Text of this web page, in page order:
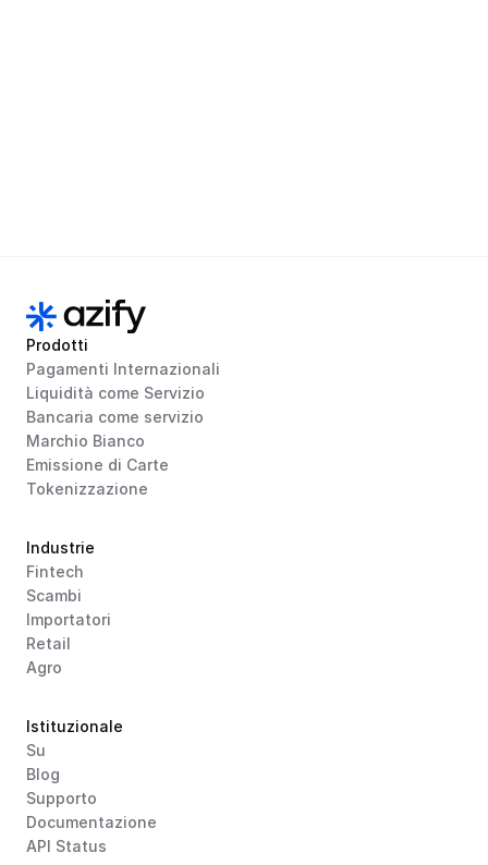
Prodotti
Pagamenti Internazionali
Liquidità come Servizio
Bancaria come servizio
Marchio Bianco
Emissione di Carte
Tokenizzazione
Industrie
Fintech
Scambi
Importatori
Retail
Agro
Istituzionale
Su
Blog
Supporto
Documentazione
API Status